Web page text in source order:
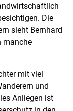
Die
sieht Bernhard
manche
mit viel
und
Anliegen ist